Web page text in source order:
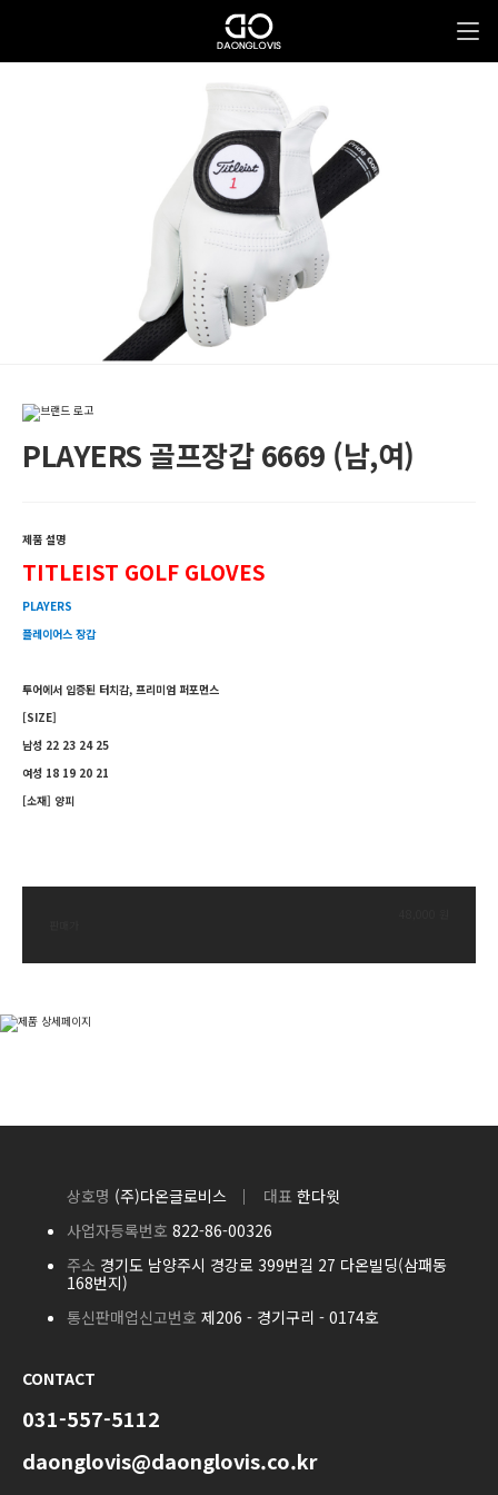
PLAYERS 골프장갑 6669 (남,여)
제품 설명
TITLEIST GOLF GLOVES
PLAYERS
플레이어스 장갑
투어에서 입증된 터치감, 프리미엄 퍼포먼스
[SIZE]
남성 22 23 24 25
여성 18 19 20 21
[소재]양피
상호명 (주)다온글로비스 대표 한다윗
사업자등록번호 822-86-00326
주소 경기도 남양주시 경강로 399번길 27 다온빌딩(삼패동
168번지)
통신판매업신고번호 제206 - 경기구리 - 0174호
CONTACT
031-557-5112
daonglovis@daonglovis.co.kr